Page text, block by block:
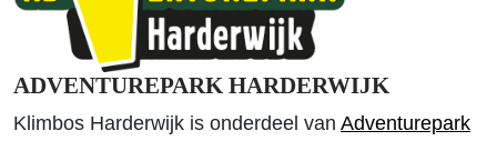
ADVENTUREPARK HARDERWIJK
Klimbos Harderwijk is onderdeel van Adventurepark